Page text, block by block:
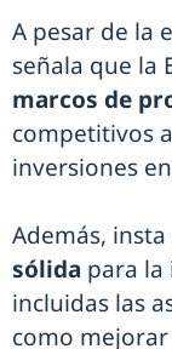
A pesar de la
señala que la
marcos de
competitivos
inversiones
Además,
sólida para la
incluidas las
como